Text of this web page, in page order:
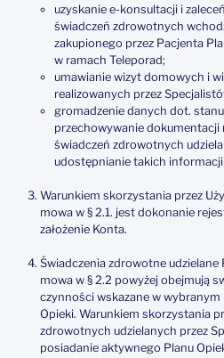
uzyskanie e-konsultacji i
świadczeń zdrowotnych
zakupionego przez Pacjenta
w ramach Teleporad;
umawianie wizyt domowych i
realizowanych przez
gromadzenie danych dot.
przechowywanie dokumentacji
świadczeń zdrowotnych
udostępnianie takich
Warunkiem skorzystania przez
mowa w § 2.1. jest dokonanie
założenie Konta.
Świadczenia zdrowotne
mowa w § 2.2 powyżej obejmują
czynności wskazane w wybranym
Opieki. Warunkiem skorzystania
zdrowotnych udzielanych przez
posiadanie aktywnego Planu